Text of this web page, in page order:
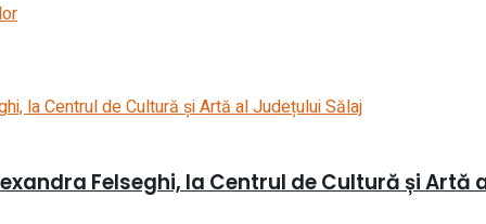
Felseghi, la Centrul de Cultură și Artă